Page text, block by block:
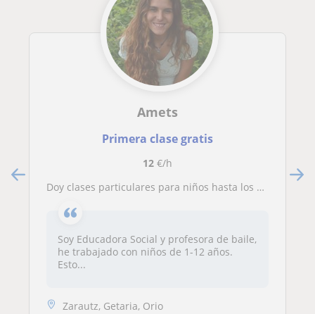
Amets
Primera clase gratis
12€/h
Doy clases particulares para niños hasta los 12 años
Soy Educadora Social y profesora de baile,
he trabajado con niños de 1-12 años.
Esto...
Zarautz, Getaria, Orio